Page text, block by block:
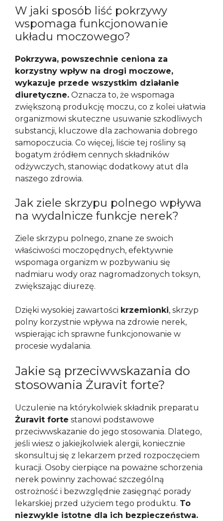
W jaki sposób liść pokrzywy
wspomaga funkcjonowanie
układu moczowego?
Pokrzywa, powszechnie ceniona za
korzystny wpływ na drogi moczowe,
wykazuje przede wszystkim działanie
diuretyczne. Oznacza to, że wspomaga
zwiększoną produkcję moczu, co z kolei ułatwia
organizmowi skuteczne usuwanie szkodliwych
substancji, kluczowe dla zachowania dobrego
samopoczucia. Co więcej, liście tej rośliny są
bogatym źródłem cennych składników
odżywczych, stanowiąc dodatkowy atut dla
naszego zdrowia.
Jak ziele skrzypu polnego wpływa
na wydalnicze funkcje nerek?
Ziele skrzypu polnego, znane ze swoich
właściwości moczopędnych, efektywnie
wspomaga organizm w pozbywaniu się
nadmiaru wody oraz nagromadzonych toksyn,
zwiększając diurezę.
Dzięki wysokiej zawartości krzemionki, skrzyp
polny korzystnie wpływa na zdrowie nerek,
wspierając ich sprawne funkcjonowanie w
procesie wydalania.
Jakie są przeciwwskazania do
stosowania Żuravit forte?
Uczulenie na którykolwiek składnik preparatu
Żuravit forte stanowi podstawowe
przeciwwskazanie do jego stosowania. Dlatego,
jeśli wiesz o jakiejkolwiek alergii, koniecznie
skonsultuj się z lekarzem przed rozpoczęciem
kuracji. Osoby cierpiące na poważne schorzenia
nerek powinny zachować szczególną
ostrożność i bezwzględnie zasięgnąć porady
lekarskiej przed użyciem tego produktu. To
niezwykle istotne dla ich bezpieczeństwa.